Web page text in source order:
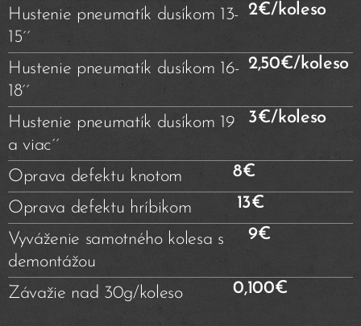
Hustenie pneumatík dusíkom 13-
15´´
2€/koleso
Hustenie pneumatík dusíkom 16-
18´´
2,50€/koleso
Hustenie pneumatík dusíkom 19
a viac´´
3€/koleso
Oprava defektu knotom
8€
Oprava defektu hríbikom
13€
Vyváženie samotného kolesa s
demontážou
9€
Závažie nad 30g/koleso 0,100€